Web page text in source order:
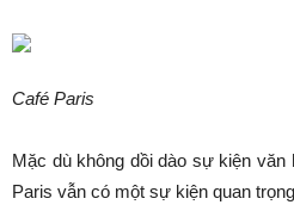
Café Paris
Mặc dù không dồi dào sự kiện
Paris vẫn có một sự kiện quan